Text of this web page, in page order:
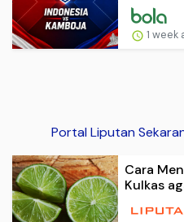
1 week
Portal Liputan
Cara
Kulkas